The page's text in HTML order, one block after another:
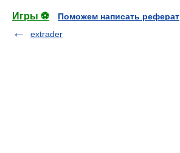
Игры ⚽
Поможем написать реферат
extrader